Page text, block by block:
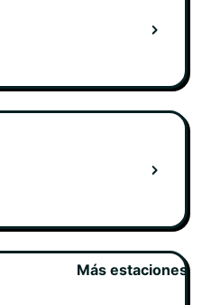
Más estaciones